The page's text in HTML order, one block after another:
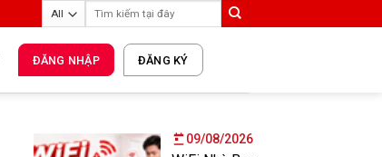
ĐĂNG NHẬP ĐĂNG KÝ
09/08/2026